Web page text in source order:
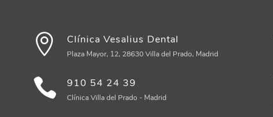
Clínica Vesalius Dental
Plaza Mayor, 12, 28630 Villa del Prado, Madrid
910 54 24 39
Clínica Villa del Prado - Madrid